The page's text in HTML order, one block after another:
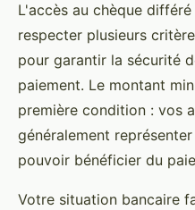
L'accès au chèque
respecter plusieurs
pour garantir la sécurité
paiement. Le montant
première condition : vos
généralement représenter
pouvoir bénéficier du
Votre situation bancaire